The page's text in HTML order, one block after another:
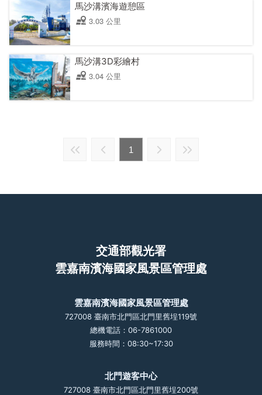
馬沙溝濱海遊憩區
3.03 公里
馬沙溝3D彩繪村
3.04 公里
1
交通部觀光署
雲嘉南濱海國家風景區管理處
雲嘉南濱海國家風景區管理處
727008 臺南市北門區北門里舊埕119號
總機電話：06-7861000
服務時間：08:30~17:30
北門遊客中心
727008 臺南市北門區北門里舊埕200號